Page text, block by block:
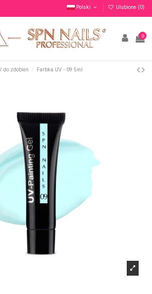
Polski Ulubione (0)
0
do zdobień Farbka UV - 09 5ml